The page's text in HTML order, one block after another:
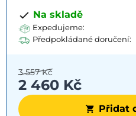
Na skladě
Expedujeme:
Předpokládané doručení:
2 460 Kč
3 557 Kč
Přidat